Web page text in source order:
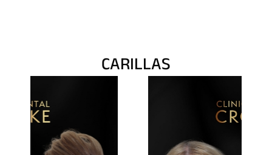
CARILLAS